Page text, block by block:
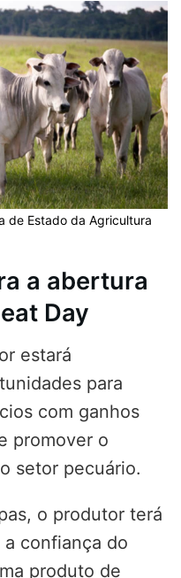
de Estado da Agricultura
a abertura
Day
estará
para
com ganhos
promover o
setor pecuário.
o produtor terá
confiança do
produto de